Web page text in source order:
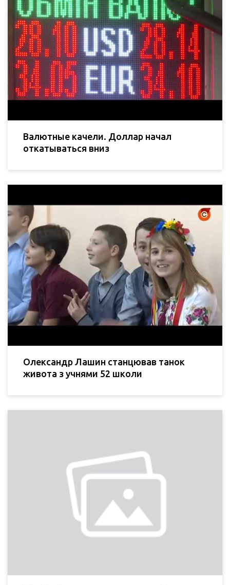
Валютные качели. Доллар начал
откатываться вниз
Олександр Лашин станцював танок
живота з учнями 52 школи